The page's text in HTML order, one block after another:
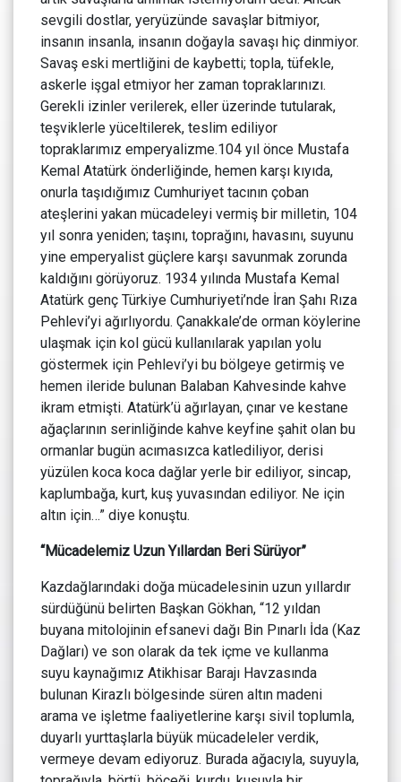
sevgili dostlar, yeryüzünde savaşlar bitmiyor,
insanın insanla, insanın doğayla savaşı hiç dinmiyor.
Savaş eski mertliğini de kaybetti; topla, tüfekle,
askerle işgal etmiyor her zaman topraklarınızı.
Gerekli izinler verilerek, eller üzerinde tutularak,
teşviklerle yüceltilerek, teslim ediliyor
topraklarımız emperyalizme.104 yıl önce Mustafa
Kemal Atatürk önderliğinde, hemen karşı kıyıda,
onurla taşıdığımız Cumhuriyet tacının çoban
ateşlerini yakan mücadeleyi vermiş bir milletin, 104
yıl sonra yeniden; taşını, toprağını, havasını, suyunu
yine emperyalist güçlere karşı savunmak zorunda
kaldığını görüyoruz. 1934 yılında Mustafa Kemal
Atatürk genç Türkiye Cumhuriyeti’nde İran Şahı Rıza
Pehlevi’yi ağırlıyordu. Çanakkale’de orman köylerine
ulaşmak için kol gücü kullanılarak yapılan yolu
göstermek için Pehlevi’yi bu bölgeye getirmiş ve
hemen ileride bulunan Balaban Kahvesinde kahve
ikram etmişti. Atatürk’ü ağırlayan, çınar ve kestane
ağaçlarının serinliğinde kahve keyfine şahit olan bu
ormanlar bugün acımasızca katlediliyor, derisi
yüzülen koca koca dağlar yerle bir ediliyor, sincap,
kaplumbağa, kurt, kuş yuvasından ediliyor. Ne için
altın için…” diye konuştu.
“Mücadelemiz Uzun Yıllardan Beri Sürüyor”
Kazdağlarındaki doğa mücadelesinin uzun yıllardır
sürdüğünü belirten Başkan Gökhan, “12 yıldan
buyana mitolojinin efsanevi dağı Bin Pınarlı İda (Kaz
Dağları) ve son olarak da tek içme ve kullanma
suyu kaynağımız Atikhisar Barajı Havzasında
bulunan Kirazlı bölgesinde süren altın madeni
arama ve işletme faaliyetlerine karşı sivil toplumla,
duyarlı yurttaşlarla büyük mücadeleler verdik,
vermeye devam ediyoruz. Burada ağacıyla, suyuyla,